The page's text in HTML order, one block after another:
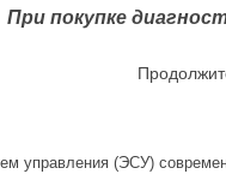
При покупке
управления (ЭСУ)